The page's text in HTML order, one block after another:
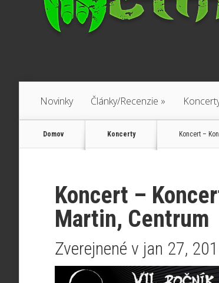
Novinky Články/Recenzie »
Domov Koncerty Koncert –
Koncert –
Martin, Centrum
Zverejnené v jan 27,